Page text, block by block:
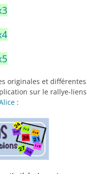
originales et différentes
sur le rallye-liens
: